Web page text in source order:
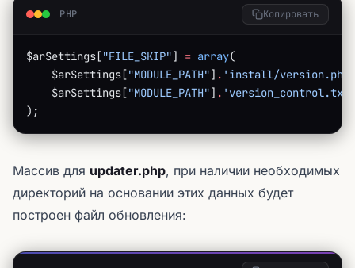
PHP Копировать
$arSettings["FILE_SKIP"] = array(
    $arSettings[
"MODULE_PATH"] . 'install/version.php'
    $arSettings[
"MODULE_PATH"] . 'version_control.txt'
);
Массив для updater.php, при наличии необходимых
директорий на основании этих данных будет
построен файл обновления: